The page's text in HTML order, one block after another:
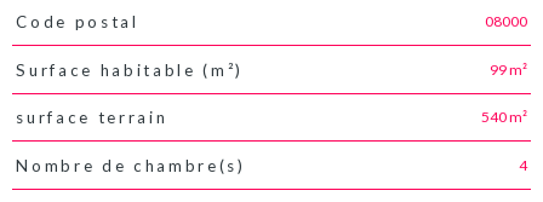
Caractéristiques Valeurs
Code postal 08000
Surface habitable (m²) 99 m²
surface terrain 540 m²
Nombre de chambre(s) 4